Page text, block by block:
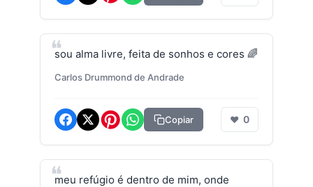
sou alma livre, feita de sonhos e cores 🌈
Carlos Drummond de Andrade
Copiar ❤ 0
meu refúgio é dentro de mim, onde